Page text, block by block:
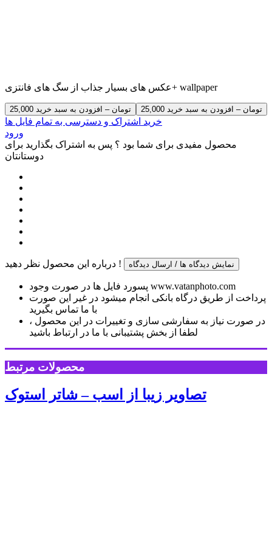
عکس های بسیار جذاب از سگ های فانتزی+ wallpaper
25,000 تومان – افزودن به سبد خرید
خرید اشتراک و دسترسی به تمام فایل ها
ورود
محصول مفیدی برای شما بود ؟ پس به اشتراک بگذارید برای
دوستانتان
درباره این محصول نظر دهید ! نمایش دیدگاه ها / ارسال دیدگاه
پسورد فایل ها در صورت وجود www.vatanphoto.com
پرداخت از طریق درگاه بانکی انجام میشود در غیر این صورت
با ما تماس بگیرید
در صورت نیاز به سفارشی سازی و تغییرات در این محصول ،
لطفا از بخش پشتیبانی با ما در ارتباط باشید
محصولات مرتبط
تصاویر زیبا از اسب – شاتر استوک